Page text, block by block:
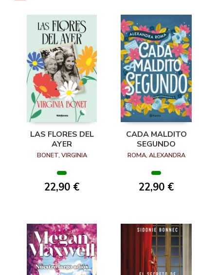
LAS FLORES DEL
AYER
BONET, VIRGINIA
22,90 €
CADA MALDITO
SEGUNDO
ROMA, ALEXANDRA
22,90 €